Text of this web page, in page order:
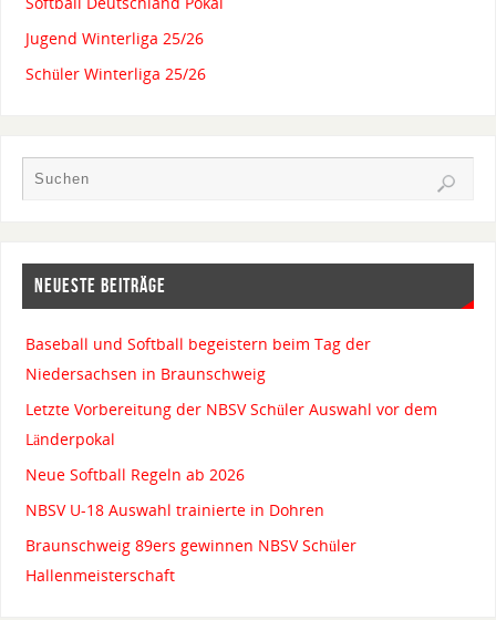
Jugend Winterliga 25/26
Schüler Winterliga 25/26
NEUESTE BEITRÄGE
Baseball und Softball begeistern beim Tag der
Niedersachsen in Braunschweig
Letzte Vorbereitung der NBSV Schüler Auswahl vor dem
Länderpokal
Neue Softball Regeln ab 2026
NBSV U-18 Auswahl trainierte in Dohren
Braunschweig 89ers gewinnen NBSV Schüler
Hallenmeisterschaft